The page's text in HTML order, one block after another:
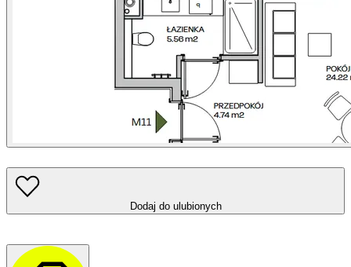
Dodaj do ulubionych